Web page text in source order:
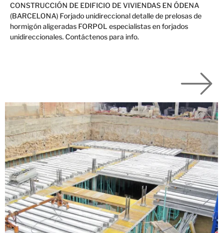
CONSTRUCCIÓN DE EDIFICIO DE VIVIENDAS EN ÓDENA
(BARCELONA) Forjado unidireccional detalle de prelosas de
hormigón aligeradas FORPOL especialistas en forjados
unidireccionales. Contáctenos para info.